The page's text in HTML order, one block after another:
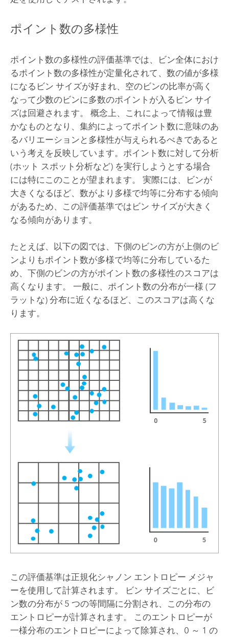
ポイント数の多様性
ポイント数の多様性の評価基準では、ビン全体におけ
るポイント数の多様性が定量化されて、数の値が多様
になるビン サイズが好まれ、空のビンの比率が高く
なって少数のビンに多数のポイントが入るビン サイ
ズは回避されます。 概念上、これによって情報は豊
かなものとなり、集約によってポイント数に意味のあ
るバリエーションと多様性が与えられるべきであると
いう考えを反映しています。ポイント数に対して分析
(ホット スポット分析など) を実行しようとする場合
には特にこのことが望まれます。 実際には、ビンが
大きくなるほど、数がより多様で均等に分布する傾向
があるため、この評価基準ではビン サイズが大きく
なる傾向があります。
たとえば、以下の図では、下側のビンの方が上側のビ
ンよりもポイント数が多様で均等に分布しているた
め、下側のビンの方がポイント数の多様性のスコアは
高くなります。 一般に、ポイント数の分布が一様 (フ
ラットな) 分布に近くなるほど、このスコアは高くな
ります。
この評価基準は正規化シャノン エントロピー メジャ
ーを使用して計算されます。 ビン サイズごとに、ビ
ン数の分布が 5 つの等間隔に分割され、この分布の
エントロピーが計算されます。 このエントロピーが
一様分布のエントロピーによって除算され、0 ～ 1 の